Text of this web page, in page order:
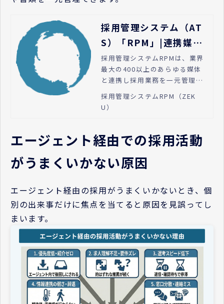
採用管理システム（AT
S）「RPM」|連携媒体
400以上で採用業務を一
元管理｜ゼクウ
採用管理システムRPMは、業界
最大の400以上のあらゆる媒体
と連携し採用業務を一元管理し
ます。また、応募者対応を自動
化することで、応募から採用ま
での業務自動化ができるATSで
採用管理システムRPM（ZEK
U）
エージェント経由での採用活動
がうまくいかない原因
エージェント経由の採用がうまくいかないとき、個
別の出来事だけに焦点を当てると原因を見誤ってし
まいます。